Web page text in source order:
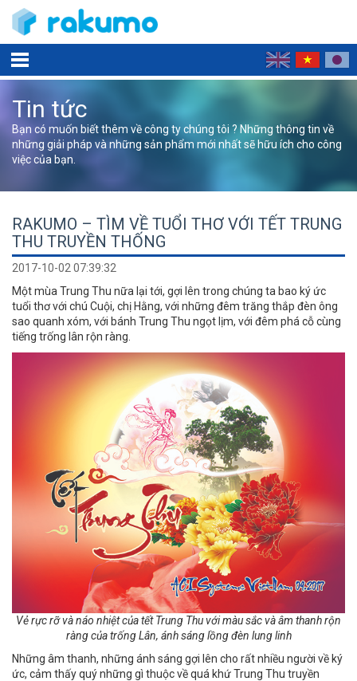
Tin tức
Bạn có muốn biết thêm về công ty chúng tôi ? Những thông tin về
những giải pháp và những sản phẩm mới nhất sẽ hữu ích cho công
việc của bạn.
RAKUMO – TÌM VỀ TUỔI THƠ VỚI TẾT TRUNG
THU TRUYỀN THỐNG
2017-10-02 07:39:32
Một mùa Trung Thu nữa lại tới, gợi lên trong chúng ta bao ký ức
tuổi thơ với chú Cuội, chị Hằng, với những đêm trăng thắp đèn ông
sao quanh xóm, với bánh Trung Thu ngọt lịm, với đêm phá cỗ cùng
tiếng trống lân rộn ràng.
Vẻ rực rỡ và náo nhiệt của tết Trung Thu với màu sắc và âm thanh rộn
ràng của trống Lân, ánh sáng lồng đèn lung linh
Những âm thanh, những ánh sáng gợi lên cho rất nhiều người về ký
ức, cảm thấy quý những gì thuộc về quá khứ Trung Thu truyền